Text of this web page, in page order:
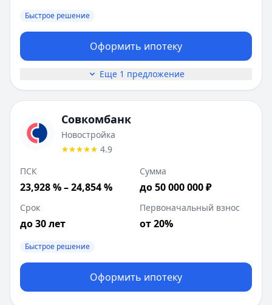
Быстрое решение
Оформить ипотеку
Еще 1 предложение
Совкомбанк
Новостройка
4.9
ПСК
23,928 % – 24,854 %
Сумма
до 50 000 000 ₽
Срок
до 30 лет
Первоначальный взнос
от 20%
Быстрое решение
Оформить ипотеку